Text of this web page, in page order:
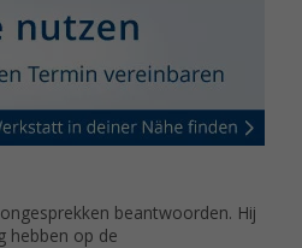
beantwoorden. Hij
hebben op de